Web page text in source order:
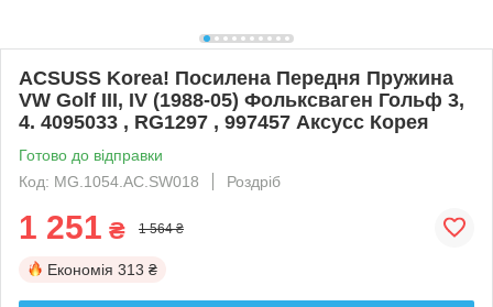
ACSUSS Korea! Посилена Передня Пружина
VW Golf III, IV (1988-05) Фольксваген Гольф 3,
4. 4095033 , RG1297 , 997457 Аксусс Корея
Готово до відправки
Код: MG.1054.АС.SW018
Роздріб
1 251 ₴ 1 564 ₴
Економія 313 ₴